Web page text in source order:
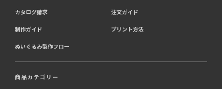
カタログ請求 注文ガイド
制作ガイド プリント方法
ぬいぐるみ製作フロー
商品カテゴリー